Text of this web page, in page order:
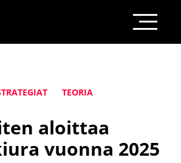
TEORIA
aloittaa
vuonna 2025